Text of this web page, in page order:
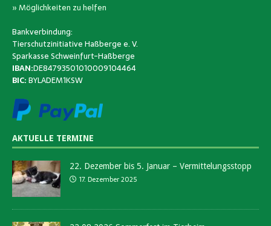
» Möglichkeiten zu helfen
Bankverbindung:
Tierschutzinitiative Haßberge e. V.
Sparkasse Schweinfurt-Haßberge
IBAN:DE84793501010009104464
BIC:BYLADEM1KSW
AKTUELLE TERMINE
22. Dezember bis 5. Januar – Vermittelungsstopp
17. Dezember 2025